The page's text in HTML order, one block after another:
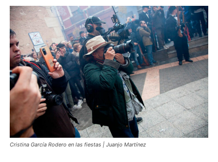
Cristina García Rodero en las fiestas | Juanjo Martínez